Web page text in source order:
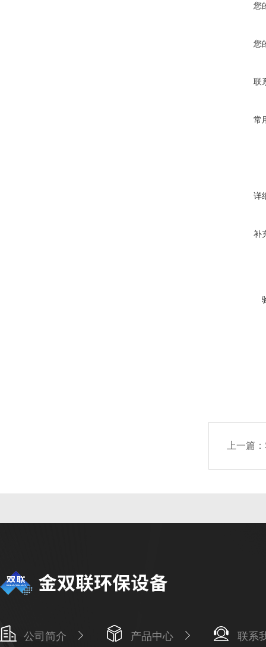
您
您
联
常
详
补
上一篇：
公司简介 产品中心 联系